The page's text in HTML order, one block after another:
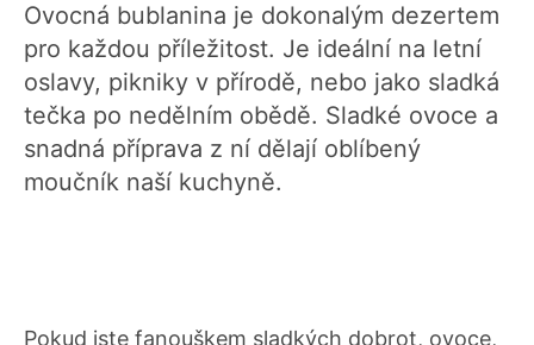
Ovocná bublanina je dokonalým dezertem
pro každou příležitost. Je ideální na letní
oslavy, pikniky v přírodě, nebo jako sladká
tečka po nedělním obědě. Sladké ovoce a
snadná příprava z ní dělají oblíbený
moučník naší kuchyně.
Pokud jste fanouškem sladkých dobrot, ovoce,